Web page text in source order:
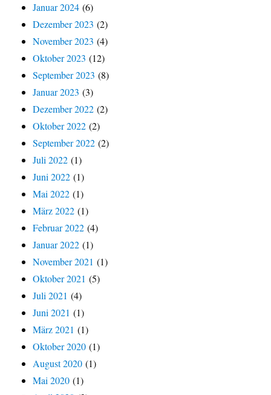
Januar 2024 (6)
Dezember 2023 (2)
November 2023 (4)
Oktober 2023 (12)
September 2023 (8)
Januar 2023 (3)
Dezember 2022 (2)
Oktober 2022 (2)
September 2022 (2)
Juli 2022 (1)
Juni 2022 (1)
Mai 2022 (1)
März 2022 (1)
Februar 2022 (4)
Januar 2022 (1)
November 2021 (1)
Oktober 2021 (5)
Juli 2021 (4)
Juni 2021 (1)
März 2021 (1)
Oktober 2020 (1)
August 2020 (1)
Mai 2020 (1)